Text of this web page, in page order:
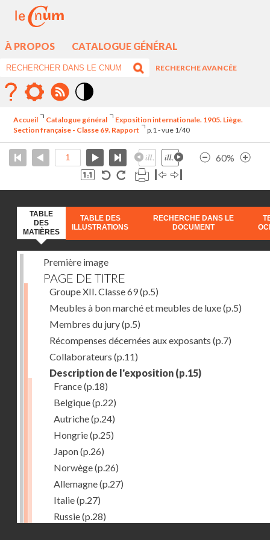
À PROPOS CATALOGUE GÉNÉRAL
RECHERCHE AVANCÉE
élévé
Accueil Catalogue général
Exposition internationale. 1905. Liège.
Section française - Classe 69. Rapport
p.1 - vue 1/40
60%
TABLE
DES
MATIÈRES
TABLE DES
ILLUSTRATIONS
RECHERCHE DANS LE
DOCUMENT
Première image
PAGE DE TITRE
Groupe XII. Classe 69(p.5)
Meubles à bon marché et meubles de luxe(p.5)
Membres du jury(p.5)
Récompenses décernées aux exposants (p.7)
Collaborateurs (p.11)
Description de l'exposition (p.15)
France(p.18)
Belgique(p.22)
Autriche(p.24)
Hongrie(p.25)
Japon(p.26)
Norwège(p.26)
Allemagne(p.27)
Italie(p.27)
Russie(p.28)